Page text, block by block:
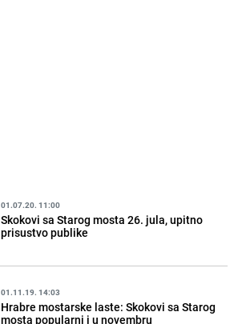
01.07.20. 11:00
Skokovi sa Starog mosta 26. jula, upitno
prisustvo publike
01.11.19. 14:03
Hrabre mostarske laste: Skokovi sa Starog
mosta popularni i u novembru